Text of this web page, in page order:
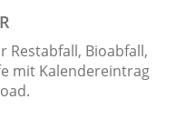
Restabfall, Bioabfall,
mit Kalendereintrag